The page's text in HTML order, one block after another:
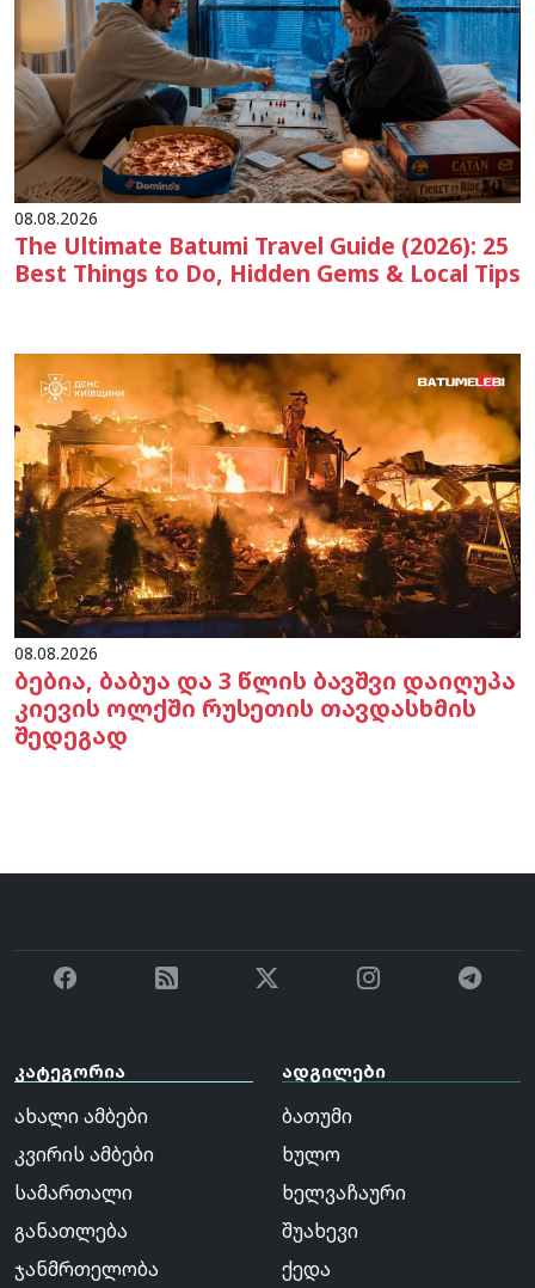
08.08.2026
The Ultimate Batumi Travel Guide (2026): 25
Best Things to Do, Hidden Gems & Local Tips
08.08.2026
ბებია, ბაბუა და 3 წლის ბავშვი დაიღუპა
კიევის ოლქში რუსეთის თავდასხმის
შედეგად
კატეგორია
ახალი ამბები
კვირის ამბები
სამართალი
განათლება
ჯანმრთელობა
ადგილები
ბათუმი
ხულო
ხელვაჩაური
შუახევი
ქედა